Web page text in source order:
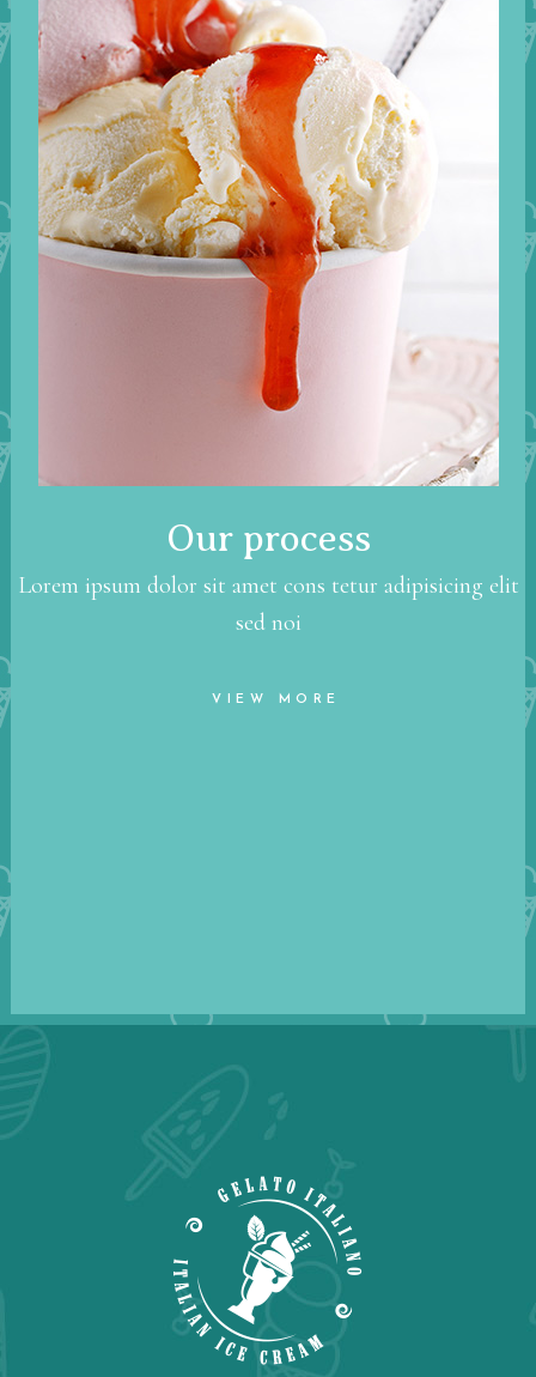
Our process
Lorem ipsum dolor sit amet cons tetur adipisicing elit
sed noi
VIEW MORE